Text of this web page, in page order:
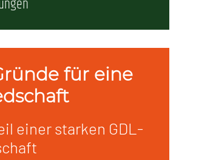
für eine
einer starken GDL-